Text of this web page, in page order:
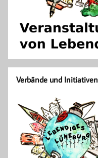
Verbände und Initiativen